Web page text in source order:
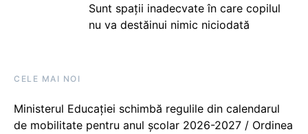
Sunt spații inadecvate în care copilul
nu va destăinui nimic niciodată
CELE MAI NOI
Ministerul Educației schimbă regulile din calendarul
de mobilitate pentru anul școlar 2026-2027 / Ordinea